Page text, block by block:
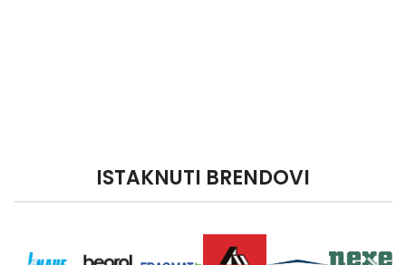
ISTAKNUTI BRENDOVI